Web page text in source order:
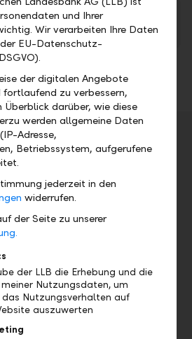
Bilanzmedienkonferenz der
PDF
Online-
2016
und
und Ihrer
Wir verarbeiten Ihre Daten
EU-Datenschutz-
der digitalen Angebote
fortlaufend zu verbessern,
Überblick darüber, wie diese
werden allgemeine Daten
Adresse,
Betriebssystem, aufgerufene
jederzeit in den
widerrufen.
der Seite zu unserer
der LLB die Erhebung und die
Nutzungsdaten, um
Nutzungsverhalten auf
auszuwerten